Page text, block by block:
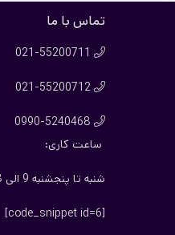
تماس با ما

021-55200711

021-55200712

0990-5240468
ساعت کاری:
شنبه تا پنجشنبه 9 الی 18
[code_snippet id=6]